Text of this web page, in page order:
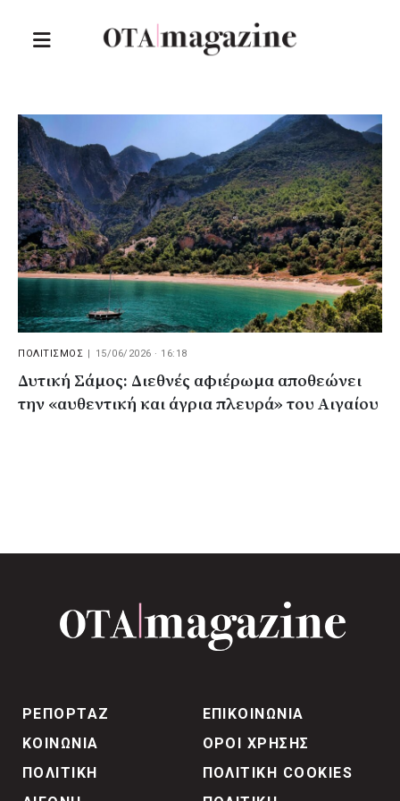
ΠΟΛΙΤΙΣΜΟΣ 15/06/2026 · 16:18
Δυτική Σάμος: Διεθνές αφιέρωμα αποθεώνει
την «αυθεντική και άγρια πλευρά» του Αιγαίου
ΡΕΠΟΡΤΑΖ
ΚΟΙΝΩΝΙΑ
ΠΟΛΙΤΙΚΗ
ΕΠΙΚΟΙΝΩΝΙΑ
ΟΡΟΙ ΧΡΗΣΗΣ
ΠΟΛΙΤΙΚΗ COOKIES